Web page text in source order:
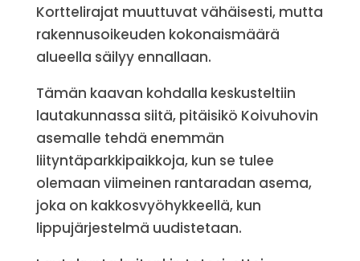
Korttelirajat muuttuvat vähäisesti, mutta
rakennusoikeuden kokonaismäärä
alueella säilyy ennallaan.
Tämän kaavan kohdalla keskusteltiin
lautakunnassa siitä, pitäisikö Koivuhovin
asemalle tehdä enemmän
liityntäparkkipaikkoja, kun se tulee
olemaan viimeinen rantaradan asema,
joka on kakkosvyöhykkeellä, kun
lippujärjestelmä uudistetaan.